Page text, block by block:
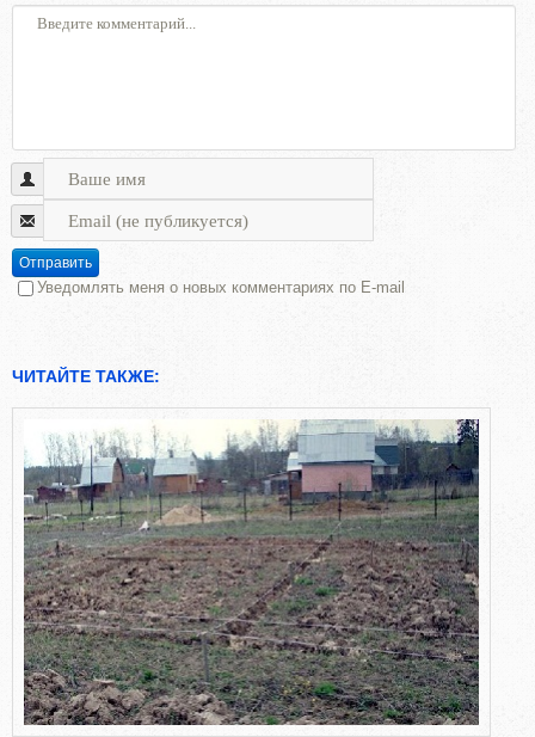
Отправить
Уведомлять меня о новых комментариях по E-mail
ЧИТАЙТЕ ТАКЖЕ: